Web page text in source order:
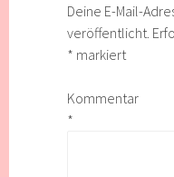
Deine E-Mail-
veröffentlicht.
* markiert
Kommentar
*